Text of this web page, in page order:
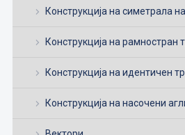
Конструкција на симетрала
Конструкција на рамностран
Конструкција на идентичен
Конструкција на насочени